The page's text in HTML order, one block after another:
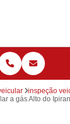
inspeção
a gás Alto do